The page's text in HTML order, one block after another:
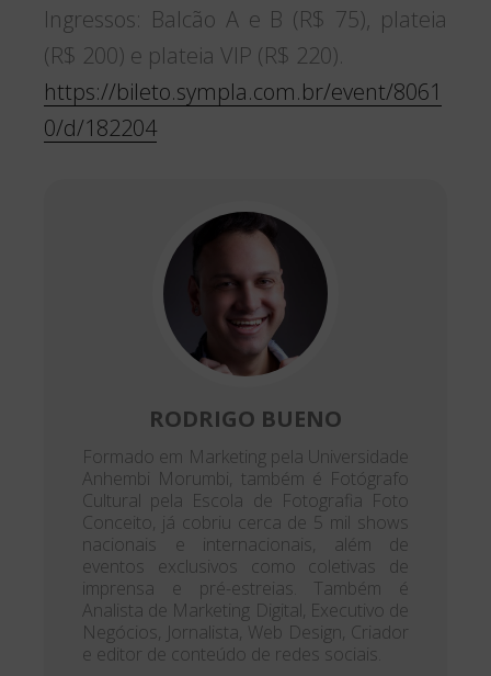
Ingressos: Balcão A e B (R$ 75), plateia
(R$ 200) e plateia VIP (R$ 220).
https://bileto.sympla.com.br/event/8061
0/d/182204
RODRIGO BUENO
Formado em Marketing pela Universidade
Anhembi Morumbi, também é Fotógrafo
Cultural pela Escola de Fotografia Foto
Conceito, já cobriu cerca de 5 mil shows
nacionais e internacionais, além de
eventos exclusivos como coletivas de
imprensa e pré-estreias. Também é
Analista de Marketing Digital, Executivo de
Negócios, Jornalista, Web Design, Criador
e editor de conteúdo de redes sociais.